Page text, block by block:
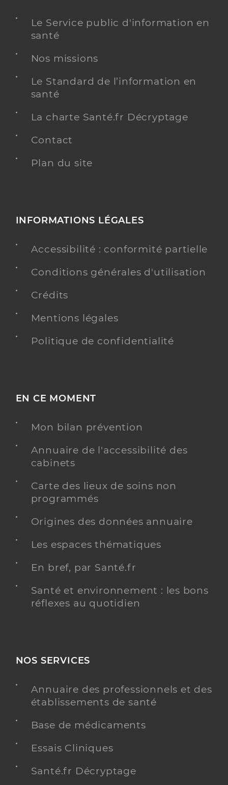
Le Service public d'information en
santé
Nos missions
Le Standard de l’information en
santé
La charte Santé.fr Décryptage
Contact
Plan du site
INFORMATIONS LÉGALES
Accessibilité : conformité partielle
Conditions générales d'utilisation
Crédits
Mentions légales
Politique de confidentialité
EN CE MOMENT
Mon bilan prévention
Annuaire de l'accessibilité des
cabinets
Carte des lieux de soins non
programmés
Origines des données annuaire
Les espaces thématiques
En bref, par Santé.fr
Santé et environnement : les bons
réflexes au quotidien
NOS SERVICES
Annuaire des professionnels et des
établissements de santé
Base de médicaments
Essais Cliniques
Santé.fr Décryptage